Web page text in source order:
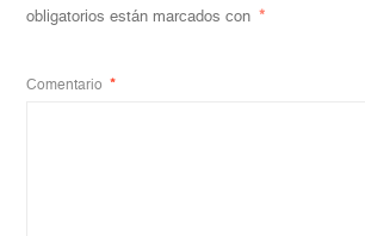
obligatorios están marcados con *
Comentario *